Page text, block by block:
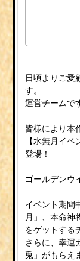
日頃よりご愛
す。
運営チームで
皆様により本
【水無月イ
登場！
ゴールデンウ
イベント期間
月」、本命神
をゲットする
さらに、幸運
兎」がもらえ